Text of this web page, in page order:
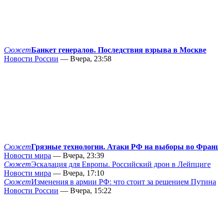
СюжетБанкет генералов. Последствия взрыва в Москве
Новости России — Вчера, 23:58
СюжетГрязные технологии. Атаки РФ на выборы во
Новости мира — Вчера, 23:39
СюжетЭскалация для Европы. Российский дрон в Лейпциге
Новости мира — Вчера, 17:10
СюжетИзменения в армии РФ: что стоит за решением Путина
Новости России — Вчера, 15:22